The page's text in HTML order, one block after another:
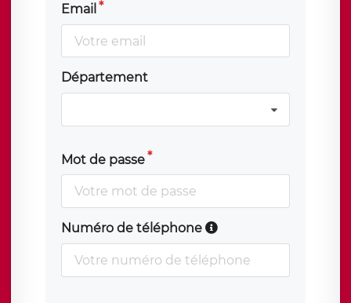
Email
Département
Mot de passe
Numéro de téléphone